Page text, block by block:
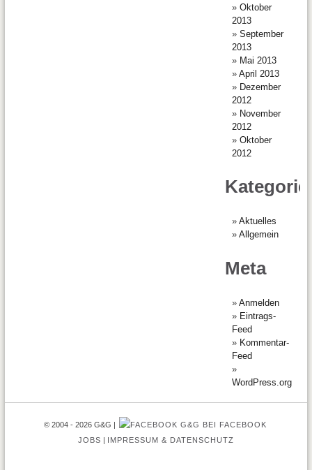
Oktober
2013
September
2013
Mai 2013
April 2013
Dezember
2012
November
2012
Oktober
2012
Aktuelles
Allgemein
Meta
Anmelden
Eintrags-
Feed
Kommentar-
Feed
WordPress.org
© 2004 - 2026 G&G
G&G BEI FACEBOOK
JOBS
IMPRESSUM & DATENSCHUTZ